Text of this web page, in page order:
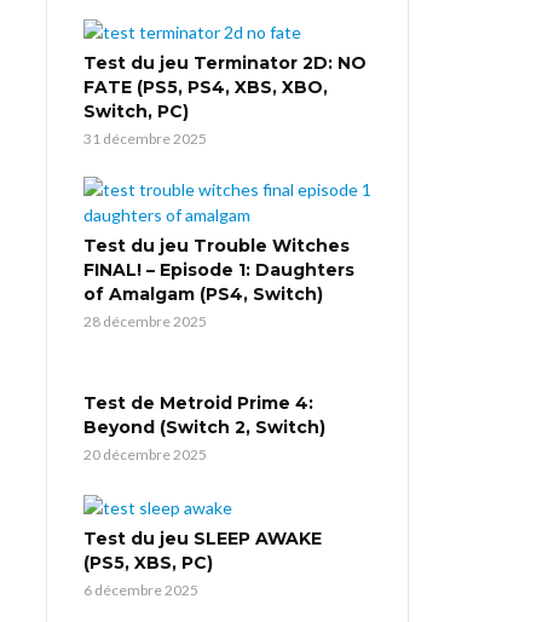
Test du jeu Terminator 2D: NO
FATE (PS5, PS4, XBS, XBO,
Switch, PC)
31 décembre 2025
Test du jeu Trouble Witches
FINAL! – Episode 1: Daughters
of Amalgam (PS4, Switch)
28 décembre 2025
Test de Metroid Prime 4:
Beyond (Switch 2, Switch)
20 décembre 2025
Test du jeu SLEEP AWAKE
(PS5, XBS, PC)
6 décembre 2025